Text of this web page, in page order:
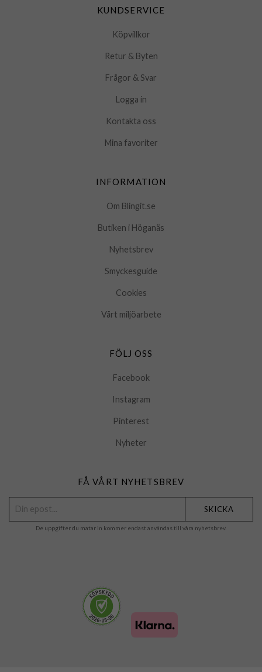
KUNDSERVICE
Köpvillkor
Retur & Byten
Frågor & Svar
Logga in
Kontakta oss
Mina favoriter
INFORMATION
Om Blingit.se
Butiken i Höganäs
Nyhetsbrev
Smyckesguide
Cookies
Vårt miljöarbete
FÖLJ OSS
Facebook
Instagram
Pinterest
Nyheter
FÅ VÅRT NYHETSBREV
SKICKA
De uppgifter du matar in kommer endast användas till våra nyhetsbrev.